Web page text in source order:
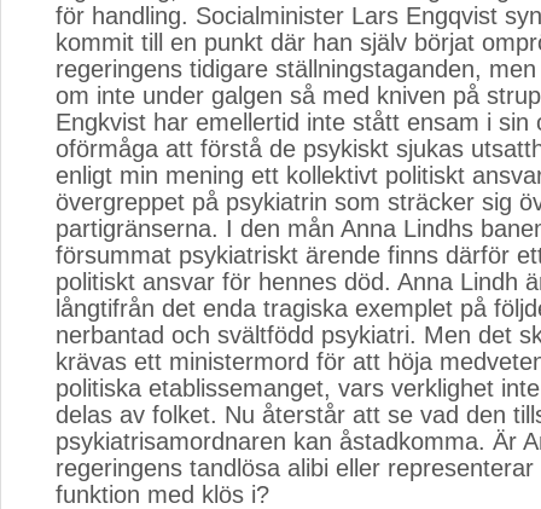
för handling. Socialminister Lars Engqvist
kommit till en punkt där han själv börjat
regeringens tidigare ställningstaganden,
om inte under galgen så med kniven på
Engkvist har emellertid inte stått ensam i sin
oförmåga att förstå de psykiskt sjukas
enligt min mening ett kollektivt politiskt
övergreppet på psykiatrin som sträcker sig
partigränserna. I den mån Anna Lindhs
försummat psykiatriskt ärende finns därför
politiskt ansvar för hennes död. Anna Lindh
långtifrån det enda tragiska exemplet på
nerbantad och svältfödd psykiatri. Men det
krävas ett ministermord för att höja
politiska etablissemanget, vars verklighet
delas av folket. Nu återstår att se vad den
psykiatrisamordnaren kan åstadkomma. Är
regeringens tandlösa alibi eller representerar
funktion med klös i?